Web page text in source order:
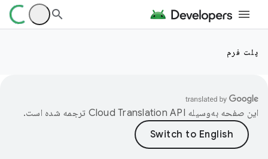
پلت فرم
این صفحه به‌وسیله ترجمه شده است.